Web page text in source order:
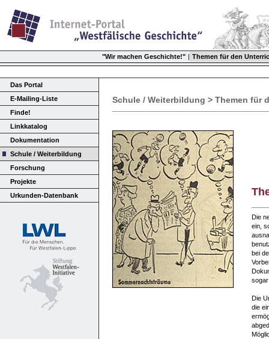
"Wir machen Geschichte!" | Themen für den
Das Portal
E-Mailing-Liste
Finde!
Linkkatalog
Dokumentation
Schule / Weiterbildung
Forschung
Projekte
Urkunden-Datenbank
Schule / Weiterbildung > Themen für
Die
ein,
bei
Die
die